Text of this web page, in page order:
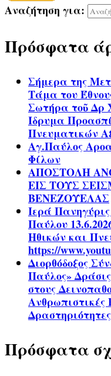
Αναζήτηση για:
Πρόσφατα
Σήμερα της
Τάμα του
Σωτήρα τοῦ Δρ
Ίδρυμα
Πνευματικών
Αγ.Παύλος
Φίλων
ΑΠΟΣΤΟΛΗ
ΕΙΣ ΤΟΥΣ
ΒΕΝΕΖΟΥΕΛΑΣ
Ιερά
Παύλου
Ηθικών και
https://
Διορθόδοξος
Παύλος»
στους
Ανθρωπιστικές
Πρόσφατα